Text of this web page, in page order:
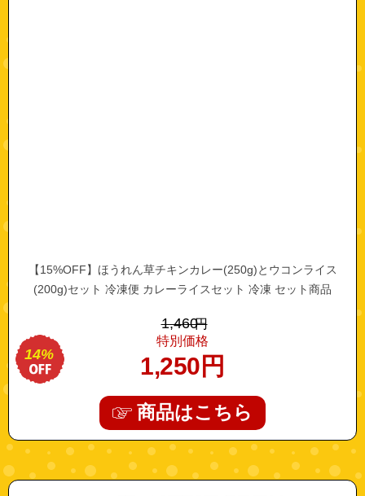
【15%OFF】ほうれん草チキンカレー(250g)とウコンライス
(200g)セット 冷凍便 カレーライスセット 冷凍 セット商品
1,460円
特別価格
1,250 円
14%
商品はこちら
"10003928"